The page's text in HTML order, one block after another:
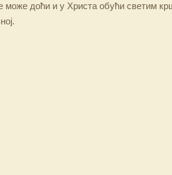
може доћи и у Христа обући светим